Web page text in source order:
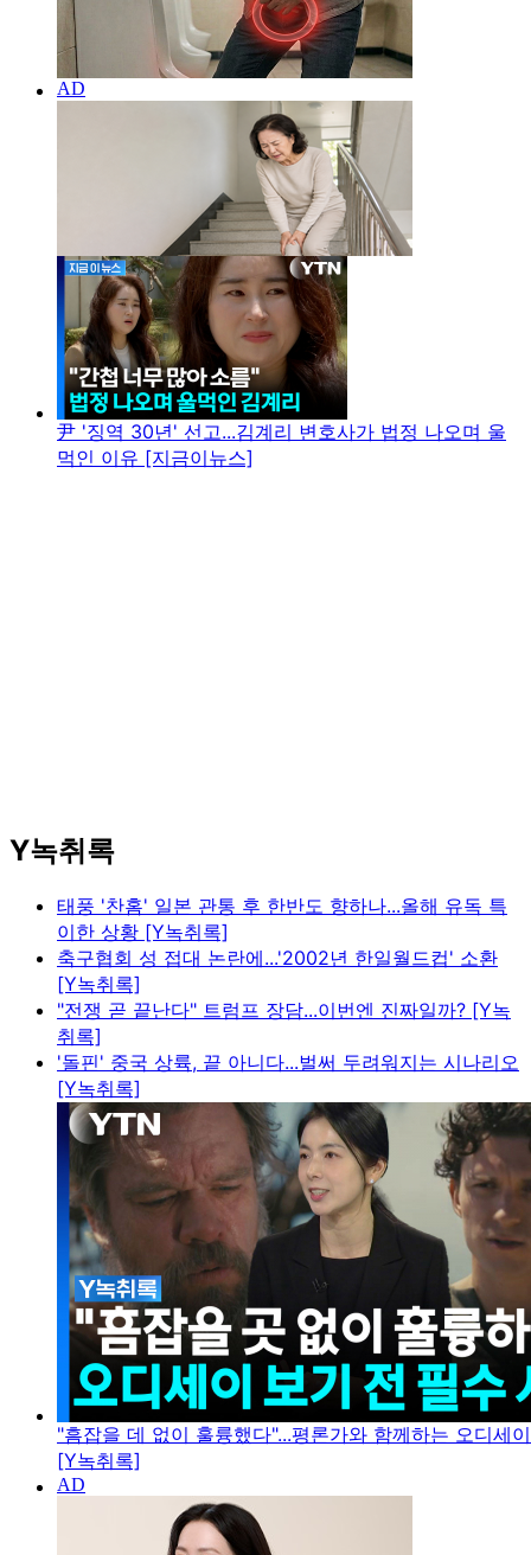
尹 '징역 30년' 선고...김계리 변호사가 법정 나오며 울
먹인 이유 [지금이뉴스]
Y녹취록
태풍 '찬홈' 일본 관통 후 한반도 향하나...올해 유독 특
이한 상황 [Y녹취록]
축구협회 성 접대 논란에...'2002년 한일월드컵' 소환
[Y녹취록]
"전쟁 곧 끝난다" 트럼프 장담...이번엔 진짜일까? [Y녹
취록]
'돌핀' 중국 상륙, 끝 아니다...벌써 두려워지는 시나리오
[Y녹취록]
"흠잡을 데 없이 훌륭했다"...평론가와 함께하는 오디세
[Y녹취록]